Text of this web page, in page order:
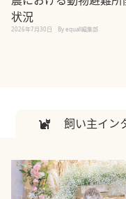
状況
2026年7月30日 By equall編集部
飼い主イン